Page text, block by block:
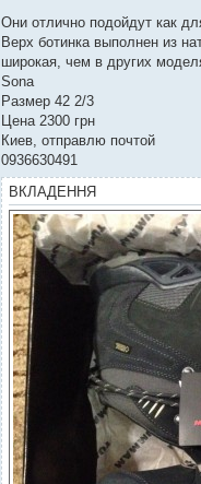
о
л
е
н
н
я
Они отлично подойдут как
Верх ботинка выполнен из
широкая, чем в других
Sona
Размер 42 2/3
Цена 2300 грн
Киев, отправлю почтой
0936630491
ВКЛАДЕННЯ